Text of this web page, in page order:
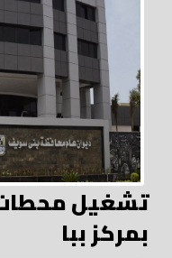
تشغيل
بمركز ببا